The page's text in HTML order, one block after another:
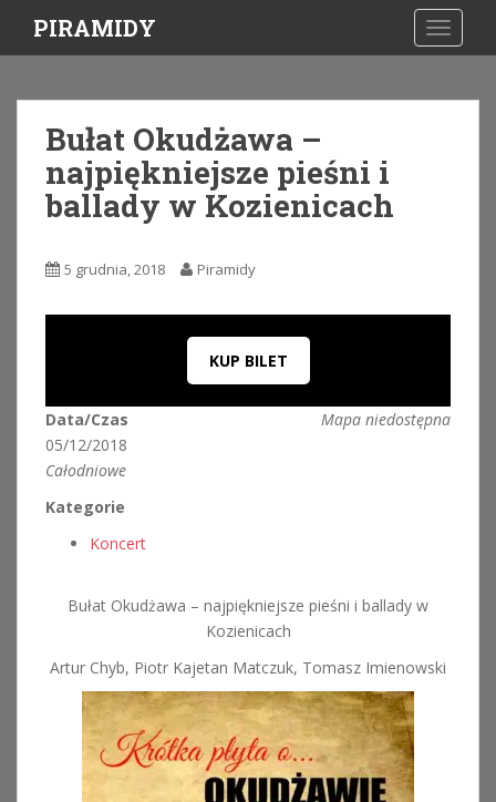
i
PIRAMIDY
Bułat Okudżawa –
najpiękniejsze pieśni i
ballady w Kozienicach
5 grudnia, 2018 Piramidy
KUP BILET
Mapa niedostępna
Data/Czas
05/12/2018
Całodniowe
Kategorie
Koncert
Bułat Okudżawa – najpiękniejsze pieśni i ballady w
Kozienicach
Artur Chyb, Piotr Kajetan Matczuk, Tomasz Imienowski